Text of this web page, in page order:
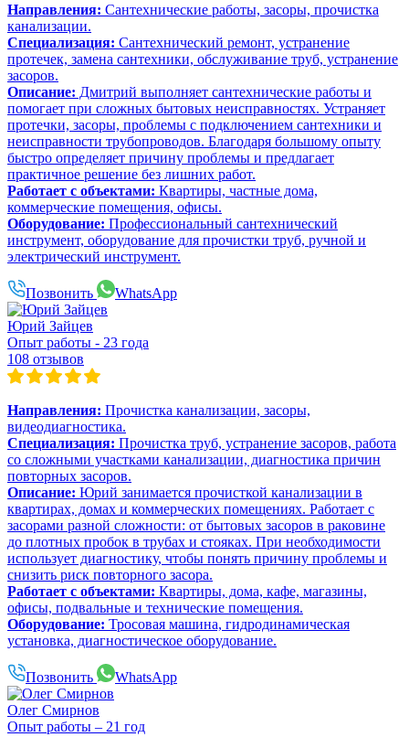
Направления: Сантехнические работы, засоры, прочистка
канализации.
Специализация: Сантехнический ремонт, устранение
протечек, замена сантехники, обслуживание труб, устранение
засоров.
Описание: Дмитрий выполняет сантехнические работы и
помогает при сложных бытовых неисправностях. Устраняет
протечки, засоры, проблемы с подключением сантехники и
неисправности трубопроводов. Благодаря большому опыту
быстро определяет причину проблемы и предлагает
практичное решение без лишних работ.
Работает с объектами: Квартиры, частные дома,
коммерческие помещения, офисы.
Оборудование: Профессиональный сантехнический
инструмент, оборудование для прочистки труб, ручной и
электрический инструмент.
Позвонить WhatsApp
Юрий Зайцев
Опыт работы - 23 года
108 отзывов
Направления: Прочистка канализации, засоры,
видеодиагностика.
Специализация: Прочистка труб, устранение засоров, работа
со сложными участками канализации, диагностика причин
повторных засоров.
Описание: Юрий занимается прочисткой канализации в
квартирах, домах и коммерческих помещениях. Работает с
засорами разной сложности: от бытовых засоров в раковине
до плотных пробок в трубах и стояках. При необходимости
использует диагностику, чтобы понять причину проблемы и
снизить риск повторного засора.
Работает с объектами: Квартиры, дома, кафе, магазины,
офисы, подвальные и технические помещения.
Оборудование: Тросовая машина, гидродинамическая
установка, диагностическое оборудование.
Позвонить WhatsApp
Олег Смирнов
Опыт работы – 21 год